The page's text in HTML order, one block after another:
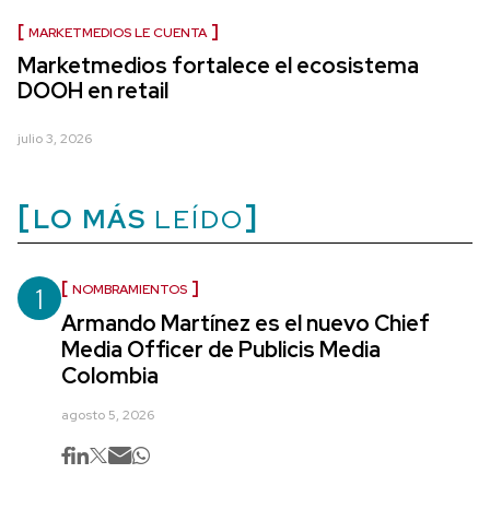
MARKETMEDIOS LE CUENTA
Marketmedios fortalece el ecosistema
DOOH en retail
julio 3, 2026
LO MÁS LEÍDO
1 NOMBRAMIENTOS
Armando Martínez es el nuevo Chief
Media Officer de Publicis Media
Colombia
agosto 5, 2026